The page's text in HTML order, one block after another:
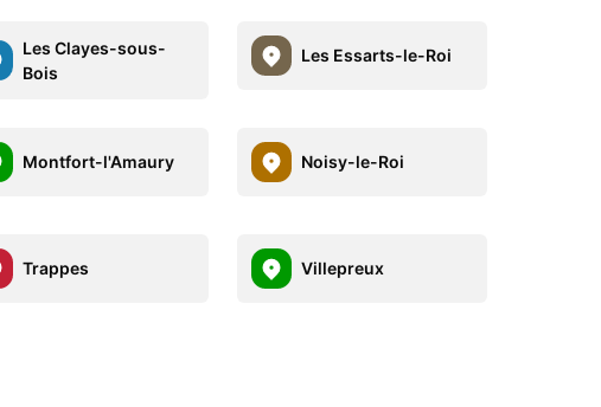
Les Clayes-sous-
Bois
Les Essarts-le-Roi
Montfort-l'Amaury Noisy-le-Roi
Trappes Villepreux